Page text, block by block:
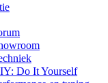
Do It Yourself